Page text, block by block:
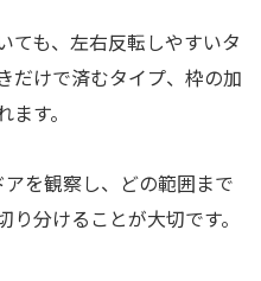
ても、左右反転しやすいタ
だけで済むタイプ、枠の加
す。
を観察し、どの範囲まで
分けることが大切です。